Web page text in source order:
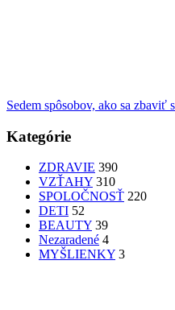
Sedem spôsobov, ako sa zbaviť
Kategórie
ZDRAVIE 390
VZŤAHY 310
SPOLOČNOSŤ 220
DETI 52
BEAUTY 39
Nezaradené 4
MYŠLIENKY 3